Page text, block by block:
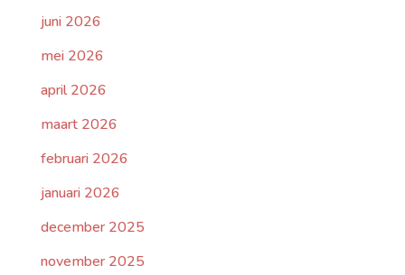
juni 2026
mei 2026
april 2026
maart 2026
februari 2026
januari 2026
december 2025
november 2025